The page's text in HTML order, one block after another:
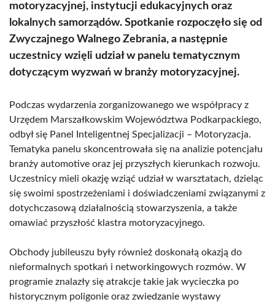
motoryzacyjnej, instytucji edukacyjnych oraz
lokalnych samorządów. Spotkanie rozpoczęło się od
Zwyczajnego Walnego Zebrania, a następnie
uczestnicy wzięli udział w panelu tematycznym
dotyczącym wyzwań w branży motoryzacyjnej.
Podczas wydarzenia zorganizowanego we współpracy z
Urzędem Marszałkowskim Województwa Podkarpackiego,
odbył się Panel Inteligentnej Specjalizacji – Motoryzacja.
Tematyka panelu skoncentrowała się na analizie potencjału
branży automotive oraz jej przyszłych kierunkach rozwoju.
Uczestnicy mieli okazję wziąć udział w warsztatach, dzieląc
się swoimi spostrzeżeniami i doświadczeniami związanymi z
dotychczasową działalnością stowarzyszenia, a także
omawiać przyszłość klastra motoryzacyjnego.
Obchody jubileuszu były również doskonałą okazją do
nieformalnych spotkań i networkingowych rozmów. W
programie znalazły się atrakcje takie jak wycieczka po
historycznym poligonie oraz zwiedzanie wystawy